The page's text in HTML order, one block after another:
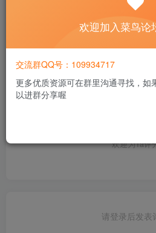
让二狗新作一个用户中心，有
欢迎为Ta评
请登录后发表
欢迎加入菜鸟论
交流群QQ号：109934717
更多优质资源可在群里沟通寻找，如
以进群分享喔